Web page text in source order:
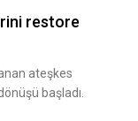
restore
ateşkes
başladı.